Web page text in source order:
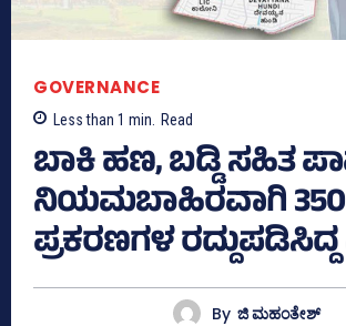
GOVERNANCE
Less than 1 min. Read
ಬಾಕಿ ಹಣ, ಬಡ್ಡಿ ಸಹಿತ
ನಿಯಮಬಾಹಿರವಾಗಿ 350
ಪ್ರಕರಣಗಳ
By ಜಿ ಮಹಂತೇಶ್